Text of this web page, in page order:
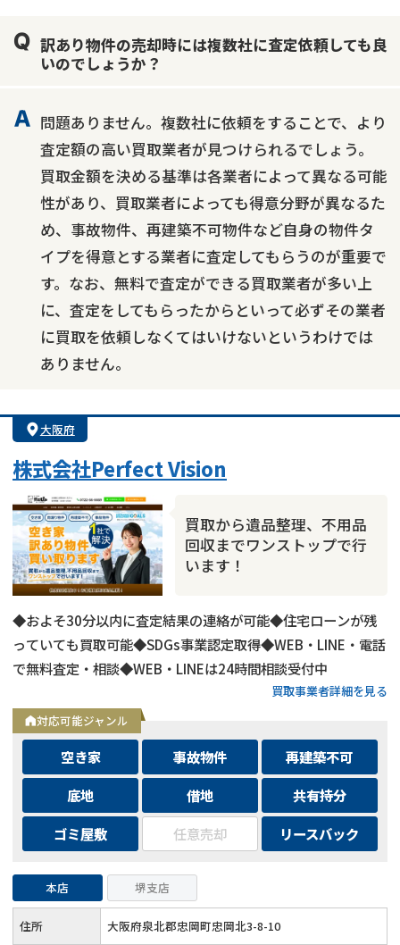
訳あり物件の売却時には複数社に査定依頼しても良
いのでしょうか？
問題ありません。複数社に依頼をすることで、より
査定額の高い買取業者が見つけられるでしょう。
買取金額を決める基準は各業者によって異なる可能
性があり、買取業者によっても得意分野が異なるた
め、事故物件、再建築不可物件など自身の物件タ
イプを得意とする業者に査定してもらうのが重要で
す。なお、無料で査定ができる買取業者が多い上
に、査定をしてもらったからといって必ずその業者
に買取を依頼しなくてはいけないというわけでは
ありません。
大阪府
株式会社Perfect Vision
買取から遺品整理、不用品
回収までワンストップで行
います！
◆およそ30分以内に査定結果の連絡が可能◆住宅ローンが残
っていても買取可能◆SDGs事業認定取得◆WEB・LINE・電話
で無料査定・相談◆WEB・LINEは24時間相談受付中
買取事業者詳細を見る
対応可能ジャンル
空き家 事故物件
再建築不可
底地
借地
共有持分
ゴミ屋敷
任意売却 リースバック
本店 堺支店
住所 大阪府泉北郡忠岡町忠岡北3-8-10